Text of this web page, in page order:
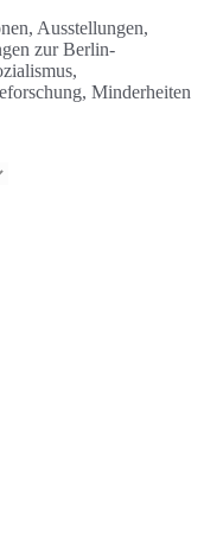
Ausstellungen,
zur Berlin-
Minderheiten